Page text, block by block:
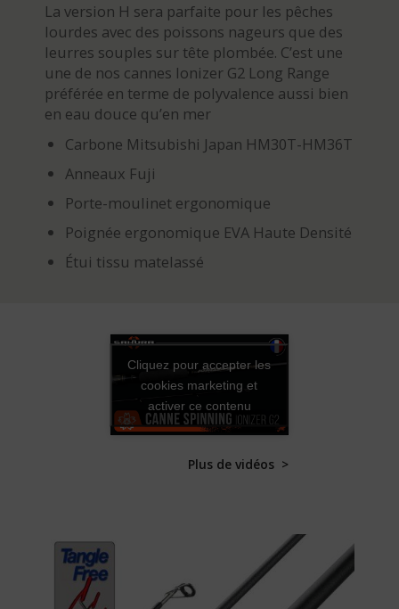
La version H sera parfaite pour les pêches
lourdes avec des poissons nageurs que des
leurres souples sur tête plombée. C’est une
une de nos cannes Ionizer G2 Long Range
préférée en terme de polyvalence aussi bien
en eau douce qu’en mer
Carbone Mitsubishi Japan HM30T-HM36T
Anneaux Fuji
Porte-moulinet ergonomique
Poignée ergonomique EVA Haute Densité
Étui tissu matelassé
Cliquez pour accepter les
cookies marketing et
activer ce contenu
Plus de vidéos >